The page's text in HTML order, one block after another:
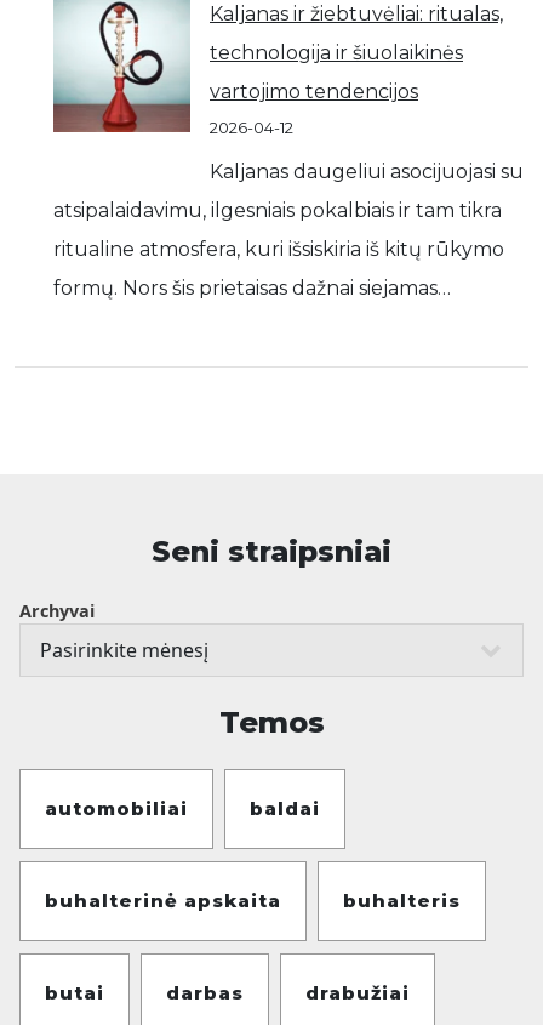
Kaljanas ir žiebtuvėliai: ritualas,
technologija ir šiuolaikinės
vartojimo tendencijos
2026-04-12
Kaljanas daugeliui asocijuojasi su
atsipalaidavimu, ilgesniais pokalbiais ir tam tikra
ritualine atmosfera, kuri išsiskiria iš kitų rūkymo
formų. Nors šis prietaisas dažnai siejamas…
Seni straipsniai
Archyvai
Temos
automobiliai baldai
buhalterinė apskaita buhalteris
butai darbas drabužiai